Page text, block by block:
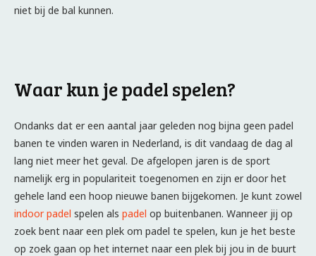
niet bij de bal kunnen.
Waar kun je padel spelen?
Ondanks dat er een aantal jaar geleden nog bijna geen padel
banen te vinden waren in Nederland, is dit vandaag de dag al
lang niet meer het geval. De afgelopen jaren is de sport
namelijk erg in populariteit toegenomen en zijn er door het
gehele land een hoop nieuwe banen bijgekomen. Je kunt zowel
indoor padel spelen als padel op buitenbanen. Wanneer jij op
zoek bent naar een plek om padel te spelen, kun je het beste
op zoek gaan op het internet naar een plek bij jou in de buurt